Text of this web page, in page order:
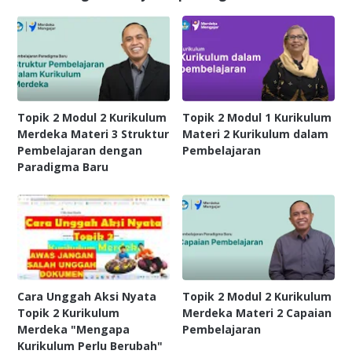
Topik 2 Modul 2 Kurikulum
Merdeka Materi 3 Struktur
Pembelajaran dengan
Paradigma Baru
Topik 2 Modul 1 Kurikulum
Materi 2 Kurikulum dalam
Pembelajaran
Cara Unggah Aksi Nyata
Topik 2 Kurikulum
Merdeka "Mengapa
Kurikulum Perlu Berubah"
Topik 2 Modul 2 Kurikulum
Merdeka Materi 2 Capaian
Pembelajaran